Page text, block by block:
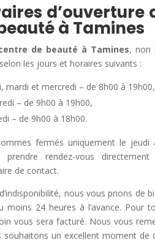
à Tamines
de beauté à Tamines, non
les jours et horaires suivants :
mardi et mercredi – de 8h00 à 19h00,
– de 9h00 à 19h00,
– de 9h00 à 18h00.
fermés uniquement le jeudi
prendre rendez-vous
de contact.
nous vous prions de
moins 24 heures à l’avance. Pour
vous sera facturé. Nous vous
souhaitons un excellent moment de